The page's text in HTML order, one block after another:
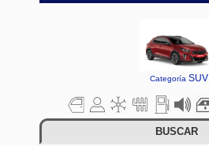
Categoría SUV
BUSCAR